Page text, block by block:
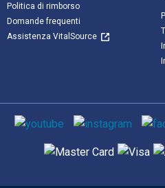
Politica di rimborso
Domande frequenti
Assistenza VitalSource
Mezzi sociali
Metodi di pagamento supportati